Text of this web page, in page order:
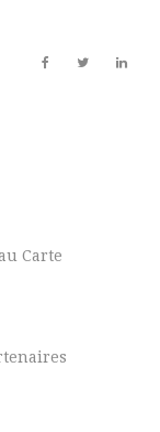
Carte